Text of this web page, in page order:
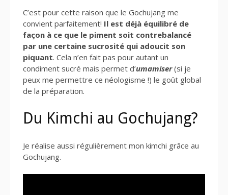
C’est pour cette raison que le Gochujang me
convient parfaitement! Il est déjà équilibré de
façon à ce que le piment soit contrebalancé
par une certaine sucrosité qui adoucit son
piquant. Cela n’en fait pas pour autant un
condiment sucré mais permet d’umamiser(si je
peux me permettre ce néologisme !) le goût global
de la préparation.
Du Kimchi au Gochujang?
Je réalise aussi régulièrement mon kimchi grâce au
Gochujang.